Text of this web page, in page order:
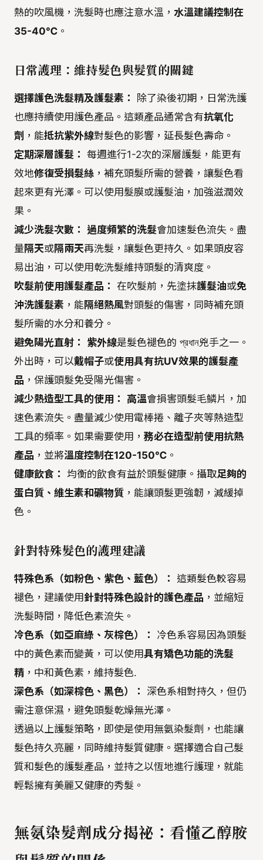
熱的吹風機，洗髮時也應注意水溫， 水溫建議控制在
35-40℃ 。
日常護理：維持髮色與髮質的關鍵
選擇護色洗髮精及護髮素：
除了染後初期，日常洗護
也應持續使用護色產品。這類產品通常含有抗氧化
劑 ，能抵抗紫外線對髮色的影響，延長髮色壽命。
定期深層護髮： 每週進行1-2次的深層護髮，能更有
效地修復受損髮絲 ，補充頭髮所需的營養，讓髮色看
起來更有光澤。可以使用髮膜或護髮油，加強滋潤效
果。
減少洗髮次數： 過度頻繁的洗髮會加速髮色流失。盡
量隔天或隔兩天再洗髮，讓髮色更持久。如果頭皮容
易出油，可以使用乾洗髮維持頭髮的清爽度。
吹髮前使用護髮產品： 在吹髮前，先塗抹護髮油或免
沖洗護髮素 ，能隔絕熱風對頭髮的傷害，同時補充頭
髮所需的水分和養分。
避免陽光直射：
紫外線是髮色褪色的 প্রধান兇手之一。
外出時，可以戴帽子或使用具有抗UV效果的護髮產
品 ，保護頭髮免受陽光傷害。
減少熱造型工具的使用：
高溫會損害頭髮毛鱗片，加
速色素流失。盡量減少使用電棒捲、離子夾等熱造型
工具的頻率。如果需要使用， 務必在造型前使用抗熱
產品 ，並將溫度控制在120-150℃ 。
健康飲食： 均衡的飲食有益於頭髮健康。攝取足夠的
蛋白質、維生素和礦物質 ，能讓頭髮更強韌，減緩掉
色。
針對特殊髮色的護理建議
特殊色系（如粉色、紫色、藍色）：
這類髮色較容易
褪色，建議使用 針對特殊色設計的護色產品 ，並縮短
洗髮時間，降低色素流失。
冷色系（如亞麻綠、灰棕色）：
冷色系容易因為頭髮
中的黃色素而變黃，可以使用具有矯色功能的洗髮
精 ，中和黃色素，維持髮色.
深色系（如深棕色、黑色）：
深色系相對持久，但仍
需注意保濕，避免頭髮乾燥無光澤。
透過以上護髮策略，即使是使用無氨染髮劑，也能讓
髮色持久亮麗，同時維持髮質健康。選擇適合自己髮
質和髮色的護髮產品，並持之以恆地進行護理，就能
輕鬆擁有美麗又健康的秀髮。
無氨染髮劑成分揭祕：看懂乙醇胺